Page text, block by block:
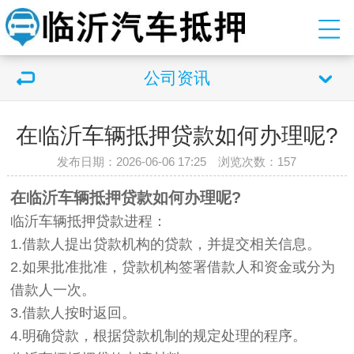
公司资讯
在临沂车辆抵押贷款如何办理呢?
发布日期：2026-06-06 17:25 浏览次数： 157
在临沂车辆抵押贷款如何办理呢?
临沂车辆抵押贷款进程：
1.借款人提出贷款机构的贷款，并提交相关信息。
2.如果批准批准，贷款机构签署借款人和资金或分为
借款人一次。
3.借款人按时返回。
4.明确贷款，根据贷款机制的规定处理的程序。